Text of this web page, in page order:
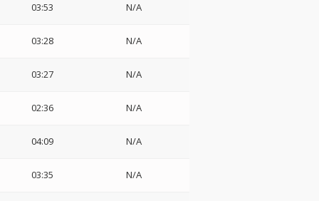
03:53 N/A
03:28 N/A
03:27 N/A
02:36 N/A
04:09 N/A
03:35 N/A